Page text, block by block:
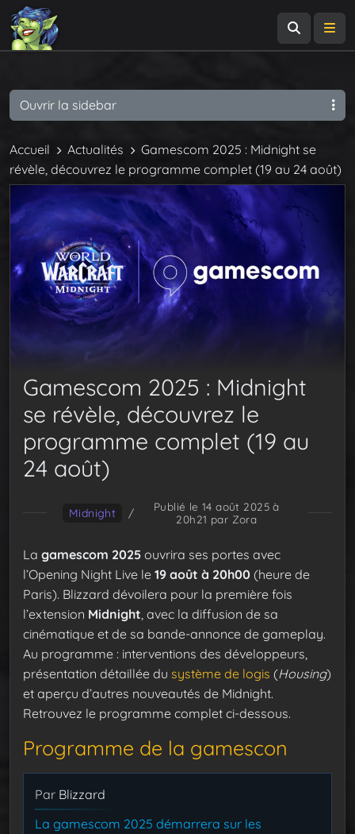
Accueil Actualités
Gamescom 2025 : Midnight se
révèle, découvrez le programme complet (19 au 24 août)
Gamescom 2025 : Midnight
se révèle, découvrez le
programme complet (19 au
24 août)
Midnight /
Publié le 14 août 2025 à
20h21 par Zora
La gamescom 2025 ouvrira ses portes avec
l’Opening Night Live le 19 août à 20h00 (heure de
Paris). Blizzard dévoilera pour la première fois
l’extension Midnight , avec la diffusion de sa
cinématique et de sa bande-annonce de gameplay.
Au programme : interventions des développeurs,
présentation détaillée du système de logis (Housing)
et aperçu d’autres nouveautés de Midnight.
Retrouvez le programme complet ci-dessous.
Programme de la gamescon
Par Blizzard
La gamescom 2025 démarrera sur les
Ouvrir la sidebar